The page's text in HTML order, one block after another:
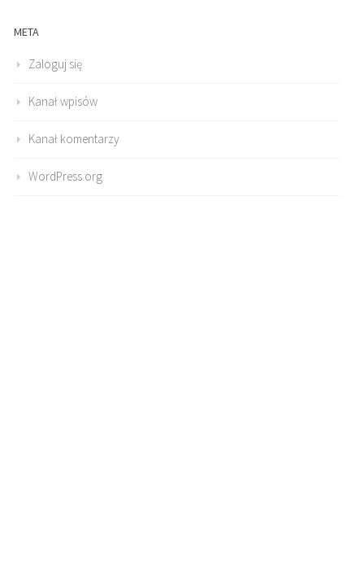
META
Zaloguj się
Kanał wpisów
Kanał komentarzy
WordPress.org